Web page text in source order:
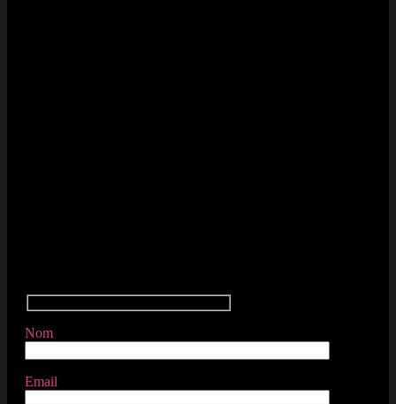
Nom
Email